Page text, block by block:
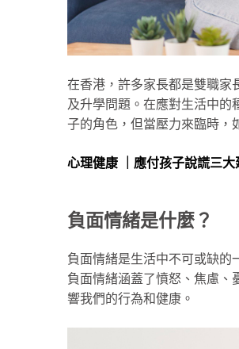
在香港，許多家長都是雙職家
及升學問題。在應對生活中的
子的角色，但當壓力來臨時，
心理健康 ｜應付孩子說謊三大
負面情緒是什麼？
負面情緒是生活中不可或缺的
負面情緒涵蓋了憤怒、焦慮、
響我們的行為和健康。